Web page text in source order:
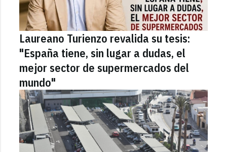
Laureano Turienzo revalida su tesis:
"España tiene, sin lugar a dudas, el
mejor sector de supermercados del
mundo"